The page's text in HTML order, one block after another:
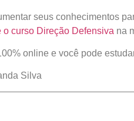
seus conhecimentos
o curso Direção Defensiva na
online e você pode
Silva